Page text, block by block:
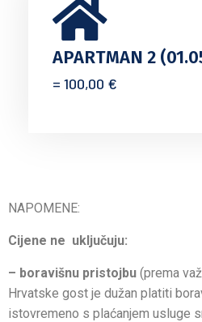
APARTMAN 2
= 100,00 €
NAPOMENE:
Cijene ne uključuju:
– boravišnu pristojbu (prema
Hrvatske gost je dužan platiti
istovremeno s plaćanjem usluge